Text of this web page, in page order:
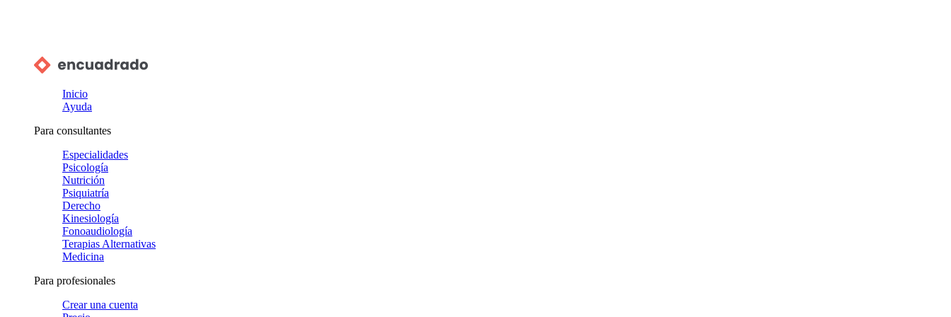
Inicio
Ayuda
Para consultantes
Especialidades
Psicología
Nutrición
Psiquiatría
Derecho
Kinesiología
Fonoaudiología
Terapias Alternativas
Medicina
Para profesionales
Crear una cuenta